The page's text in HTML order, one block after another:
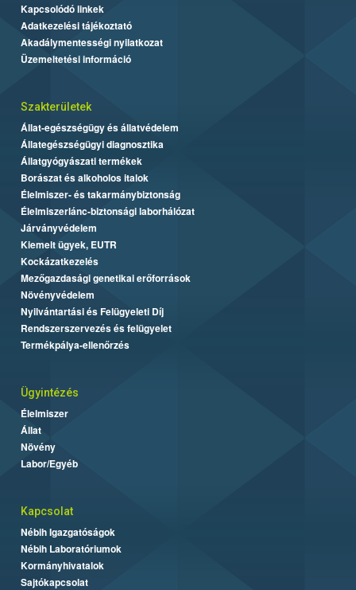
Kapcsolódó linkek
Adatkezelési tájékoztató
Akadálymentességi nyilatkozat
Üzemeltetési információ
Szakterületek
Állat-egészségügy és állatvédelem
Állategészségügyi diagnosztika
Állatgyógyászati termékek
Borászat és alkoholos italok
Élelmiszer- és takarmánybiztonság
Élelmiszerlánc-biztonsági laborhálózat
Járványvédelem
Kiemelt ügyek, EUTR
Kockázatkezelés
Mezőgazdasági genetikai erőforrások
Növényvédelem
Nyilvántartási és Felügyeleti Díj
Rendszerszervezés és felügyelet
Termékpálya-ellenőrzés
Ügyintézés
Élelmiszer
Állat
Növény
Labor/Egyéb
Kapcsolat
Nébih Igazgatóságok
Nébih Laboratóriumok
Kormányhivatalok
Sajtókapcsolat